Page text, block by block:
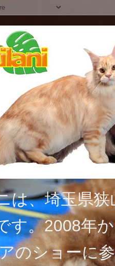
は、埼玉県
す。2008年
のショーに